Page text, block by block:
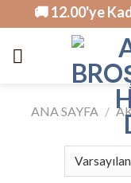
to
content
🚚 12.00'ye
ANA SAYFA /